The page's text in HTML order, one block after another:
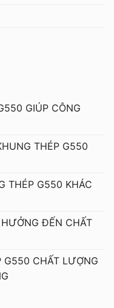
GIÚP CÔNG
THÉP G550
THÉP G550 KHÁC
ĐẾN CHẤT
G550 CHẤT LƯỢNG